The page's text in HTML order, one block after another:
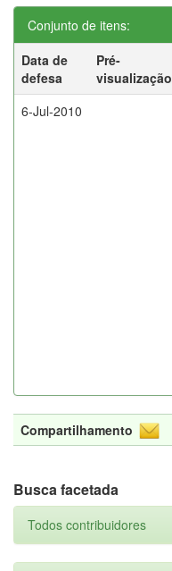
Conjunto de itens:
Data de
defesa
Pré-
visualização
6-Jul-2010
Compartilhamento
Busca facetada
Todos contribuidores